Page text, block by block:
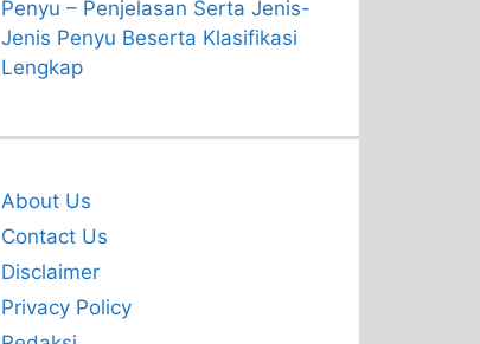
Penyu – Penjelasan Serta Jenis-
Jenis Penyu Beserta Klasifikasi
Lengkap
About Us
Contact Us
Disclaimer
Privacy Policy